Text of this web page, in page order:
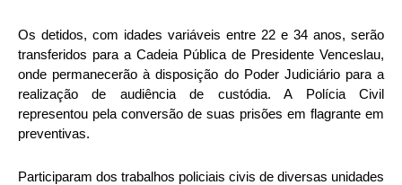
Os detidos, com idades variáveis entre 22 e 34 anos, serão
transferidos para a Cadeia Pública de Presidente Venceslau,
onde permanecerão à disposição do Poder Judiciário para a
realização de audiência de custódia. A Polícia Civil
representou pela conversão de suas prisões em flagrante em
preventivas.
Participaram dos trabalhos policiais civis de diversas unidades